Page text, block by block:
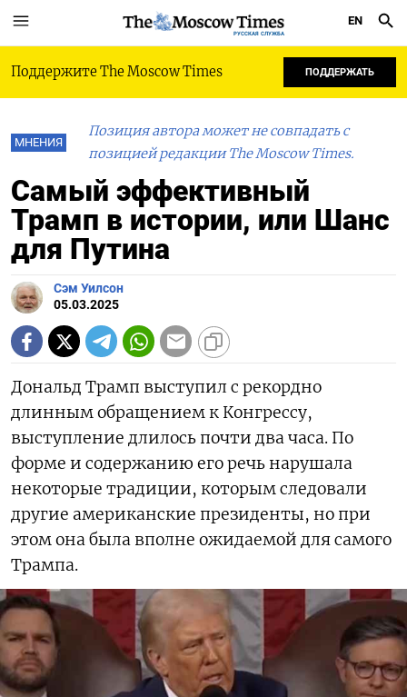
РУССКАЯ СЛУЖБА
EN
Поддержите The Moscow Times ПОДДЕРЖАТЬ
МНЕНИЯ
Позиция автора может не совпадать с
позицией редакции The Moscow Times.
Самый эффективный
Трамп в истории, или Шанс
для Путина
Сэм Уилсон
05.03.2025
Дональд Трамп выступил с рекордно
длинным обращением к Конгрессу,
выступление длилось почти два часа. По
форме и содержанию его речь нарушала
некоторые традиции, которым следовали
другие американские президенты, но при
этом она была вполне ожидаемой для самого
Трампа.